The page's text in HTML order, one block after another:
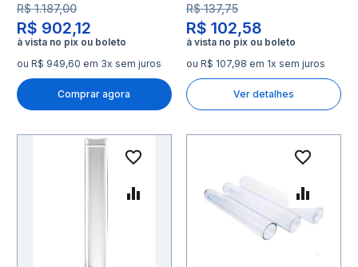
R$ 902,12
R$ 1.187,00
ou R$ 949,60 em 3x sem juros
Comprar agora
R$ 102,58
R$ 137,75
ou R$ 107,98 em 1x sem juros
Ver detalhes
Adicionar à lista de
Adicionar para Comparar